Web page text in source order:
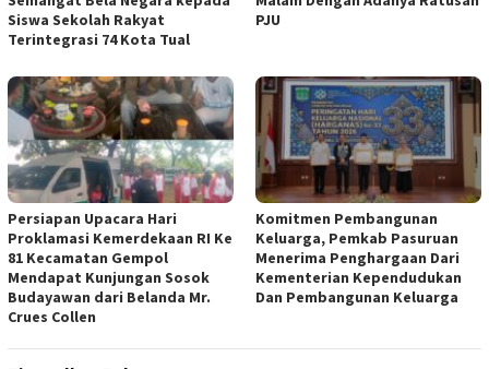
Siswa Sekolah Rakyat
Terintegrasi 74 Kota Tual
PJU
Persiapan Upacara Hari
Proklamasi Kemerdekaan RI Ke
81 Kecamatan Gempol
Mendapat Kunjungan Sosok
Budayawan dari Belanda Mr.
Crues Collen
Komitmen Pembangunan
Keluarga, Pemkab Pasuruan
Menerima Penghargaan Dari
Kementerian Kependudukan
Dan Pembangunan Keluarga